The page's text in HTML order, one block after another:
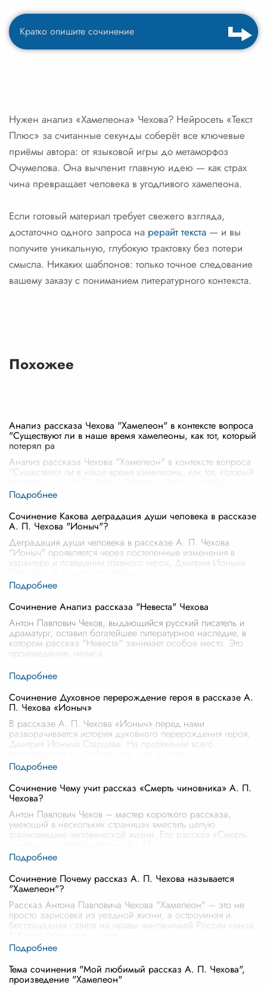
Нужен анализ «Хамелеона» Чехова? Нейросеть «Текст
Плюс» за считанные секунды соберёт все ключевые
приёмы автора: от языковой игры до метаморфоз
Очумелова. Она вычленит главную идею — как страх
чина превращает человека в угодливого хамелеона.
Если готовый материал требует свежего взгляда,
достаточно одного запроса на рерайт текста — и вы
получите уникальную, глубокую трактовку без потери
смысла. Никаких шаблонов: только точное следование
вашему заказу с пониманием литературного контекста.
Похожее
Анализ рассказа Чехова "Хамелеон" в контексте вопроса
"Существуют ли в наше время хамелеоны, как тот, который
потерял ра
Анализ рассказа Чехова "Хамелеон" в контексте вопроса
"Существуют ли в наше время хамелеоны, как тот, который
русский писатель и д
Сочинение Какова деградация души человека в рассказе
А. П. Чехова "Ионыч"?
Деградация души человека в рассказе А. П. Чехова
"Ионыч" проявляется через постепенные изменения в
характере и поведении главного героя, Дмитрия Ионыча
Сочинение Анализ рассказа "Невеста" Чехова
Антон Павлович Чехов, выдающийся русский писатель и
драматург, оставил богатейшее литературное наследие, в
котором рассказ "Невеста" занимает особое место. Это
произведение, написа
Сочинение Духовное перерождение героя в рассказе А.
П. Чехова «Ионыч»
В рассказе А. П. Чехова «Ионыч» перед нами
разворачивается история духовного перерождения героя,
Дмитрия Ионыча Старцева. На протяжении всего
Сочинение Чему учит рассказ «Смерть чиновника» А. П.
Чехова?
Антон Павлович Чехов – мастер короткого рассказа,
умеющий в нескольких страницах вместить целую
трагикомедию человеческой жизни. Его рассказ «Смерть
Сочинение Почему рассказ А. П. Чехова называется
"Хамелеон"?
Рассказ Антона Павловича Чехова "Хамелеон" – это не
просто зарисовка из уездной жизни, а остроумная и
беспощадная сатира на нравы чиновничьей России конца
Тема сочинения "Мой любимый рассказ А. П. Чехова",
произведение "Хамелеон"